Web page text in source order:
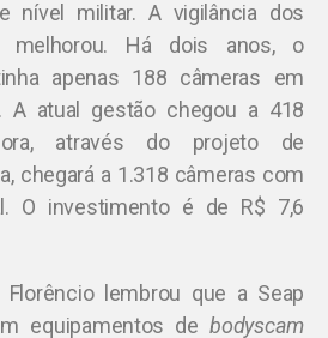
nível militar. A vigilância dos
melhorou. Há dois anos, o
apenas 188 câmeras em
A atual gestão chegou a 418
através do projeto de
chegará a 1.318 câmeras com
O investimento é de R$ 7,6
lembrou que a Seap
equipamentos debodyscam